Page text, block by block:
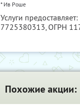
* Ив Роше
Услуги
7725380313, ОГРН
Похожие акции: